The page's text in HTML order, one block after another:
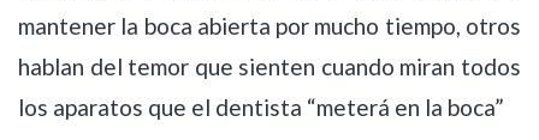
mantener la boca abierta por mucho tiempo, otros
hablan del temor que sienten cuando miran todos
los aparatos que el dentista “meterá en la boca”